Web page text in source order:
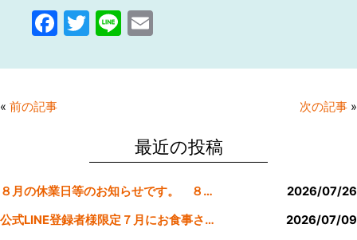
F
c
e
k
T
itt
Li
e
E
ai
« 前の記事 次の記事 »
最近の投稿
８月の休業日等のお知らせです。 ８月より定休日は金曜日のみにします。
2026/07/26
公式LINE登録者様限定７月にお食事された方にサービスクーポン発行
2026/07/09